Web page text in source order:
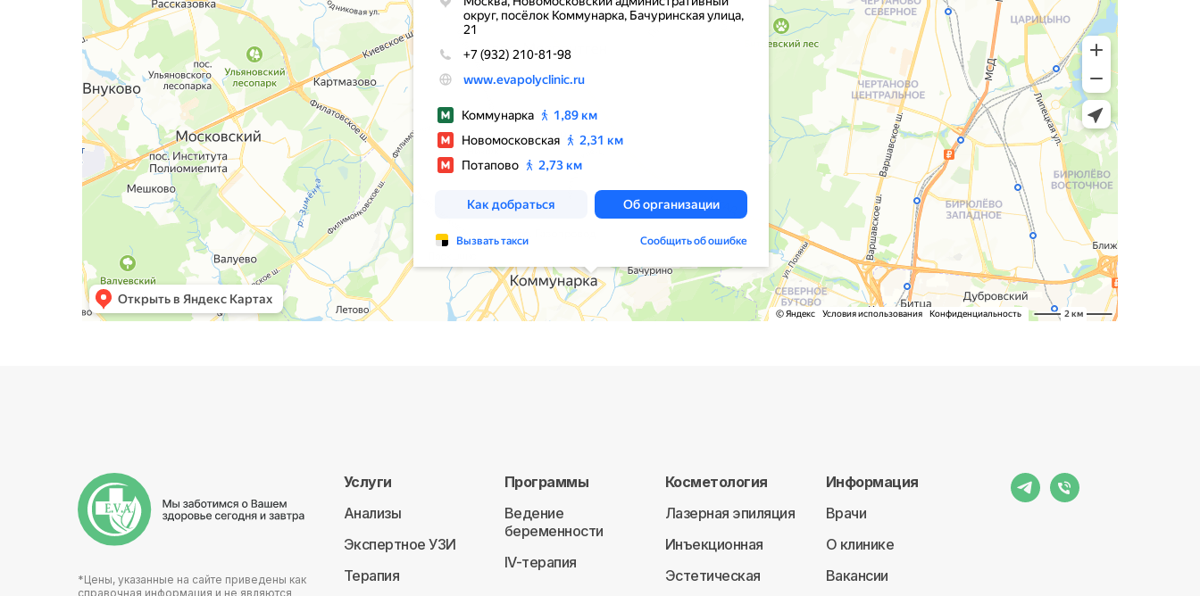
*Цены, указанные на сайте приведены как
справочная информация и не являются
Услуги
Анализы
Экспертное УЗИ
Терапия
Программы
Ведение
беременности
IV-терапия
Косметология
Лазерная эпиляция
Инъекционная
Эстетическая
Информация
Врачи
О клинике
Вакансии